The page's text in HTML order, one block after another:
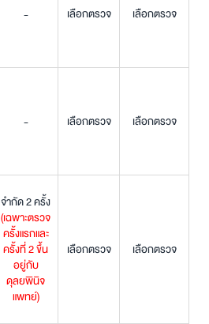
- เลือกตรวจ เลือกตรวจ
- เลือกตรวจ เลือกตรวจ
จำกัด 2 ครั้ง
(เฉพาะตรวจ
ครั้งแรกและ
ครั้งที่ 2ขึ้น
อยู่กับ
ดุลยพินิจ
แพทย์)
เลือกตรวจ เลือกตรวจ